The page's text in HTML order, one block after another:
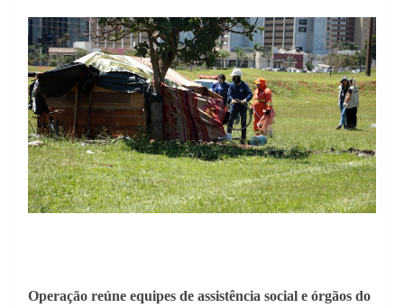
Operação reúne equipes de assistência social e órgãos do